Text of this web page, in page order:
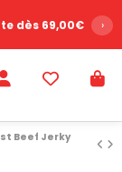
dès 69,00€ ›
Beef Jerky